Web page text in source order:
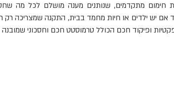
חימום מתקדמים, שנותנים מענה מושלם לכל מה
אם יש ילדים או חיות מחמד בבית, התקנה שמצריכה
ופיקוד חכם הכולל טרמוסטט חכם וחסכוני שמובנה